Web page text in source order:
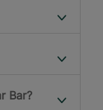
Bar?